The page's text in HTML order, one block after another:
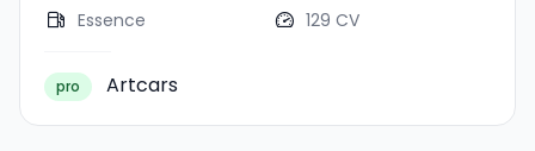
Essence
129 CV
pro Artcars